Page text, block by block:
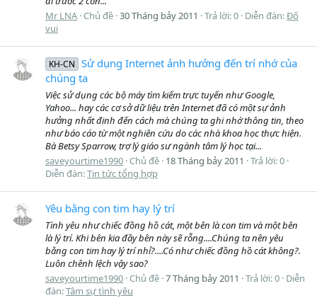
Mr LNA Chủ đề 30 Tháng bảy 2011 Trả lời: 0 Diễn đàn:Đố
vui
KH-CN
Sử dụng Internet ảnh hưởng đến trí nhớ của
chúng ta
Việc sử dụng các bộ máy tìm kiếm trực tuyến như Google,
Yahoo... hay các cơ sở dữ liệu trên Internet đã có một sự ảnh
hưởng nhất định đến cách mà chúng ta ghi nhớ thông tin, theo
như báo cáo từ một nghiên cứu do các nhà khoa học thực hiện.
Bà Betsy Sparrow, trợ lý giáo sư ngành tâm lý học tại...
saveyourtime1990 Chủ đề 18 Tháng bảy 2011
Trả lời: 0
Diễn đàn:Tin tức tổng hợp
Yêu bằng con tim hay lý trí
Tình yêu như chiếc đồng hồ cát, một bên là con tim và một bên
là lý trí. Khi bên kia đầy bên này sẽ rỗng....Chúng ta nên yêu
bằng con tim hay lý trí nhỉ?....Có như chiếc đồng hồ cát không?.
Luôn chênh lệch vậy sao?
saveyourtime1990 Chủ đề 7 Tháng bảy 2011 Trả lời: 0 Diễn
đàn:Tâm sự tình yêu